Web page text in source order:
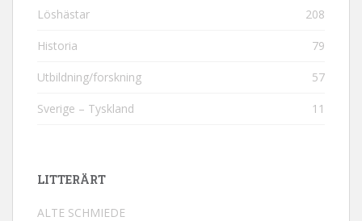
Löshästar 208
Historia 79
Utbildning/forskning 57
Sverige – Tyskland 11
LITTERÄRT
ALTE SCHMIEDE